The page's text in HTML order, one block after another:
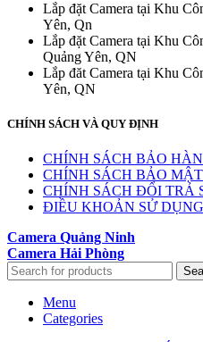
Lắp đặt Camera tại Khu
Yên, Qn
Lắp đặt Camera tại Khu
Quảng Yên, QN
Lắp đăt Camera tại Khu
Yên, QN
CHÍNH SÁCH VÀ QUY ĐỊNH
CHÍNH SÁCH BẢO
CHÍNH SÁCH BẢO
CHÍNH SÁCH ĐỔI TRẢ
ĐIỀU KHOẢN SỬ
Camera Quảng Ninh
Camera Hải Phòng
Menu
Categories